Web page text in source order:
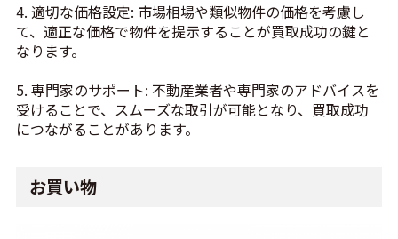
4. 適切な価格設定: 市場相場や類似物件の価格を考慮し
て、適正な価格で物件を提示することが買取成功の鍵と
なります。
5. 専門家のサポート: 不動産業者や専門家のアドバイスを
受けることで、スムーズな取引が可能となり、買取成功
につながることがあります。
お買い物